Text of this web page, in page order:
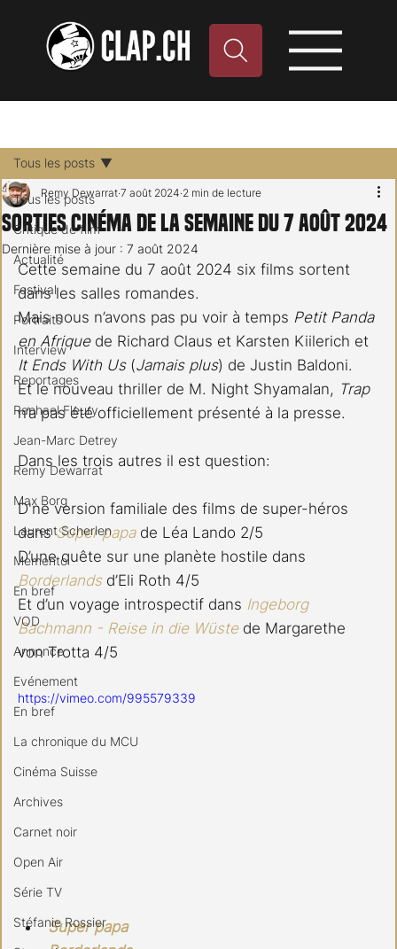
Tous les posts
Critique de film
Actualité
Festival
Portraits
Interview
Reportages
Raphael Fleury
Jean-Marc Detrey
Remy Dewarrat
Max Borg
Laurent Scherlen
Memento
En bref
VOD
Annonce
Evénement
En bref
La chronique du MCU
Cinéma Suisse
Archives
Carnet noir
Open Air
Série TV
Stéfanie Rossier
Tous les posts
Sorties cinéma de la semaine du 7 août 2024
Remy Dewarrat 7 août 2024 2 min de lecture
Dernière mise à jour : 7 août 2024
Cette semaine du 7 août 2024 six films sortent
dans les salles romandes.
Mais nous n’avons pas pu voir à temps Petit Panda
en Afrique de Richard Claus et Karsten Kiilerich et
It Ends With Us (Jamais plus) de Justin Baldoni.
Et le nouveau thriller de M. Night Shyamalan, Trap
n’a pas été officiellement présenté à la presse.
Dans les trois autres il est question:
D'ne version familiale des films de super-héros
dans Super papa de Léa Lando 2/5
D’une quête sur une planète hostile dans
Borderlands d’Eli Roth 4/5
Et d’un voyage introspectif dans Ingeborg
Bachmann - Reise in die Wüste de Margarethe
von Trotta 4/5
https://vimeo.com/995579339
Super papa